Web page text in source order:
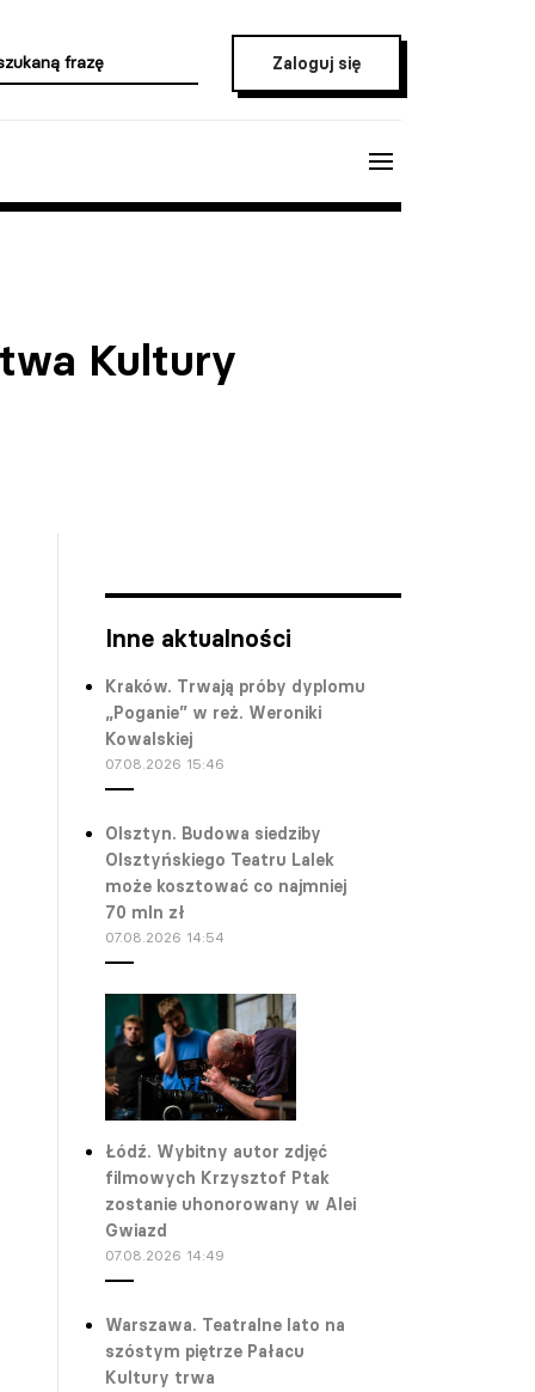
Zaloguj się
Kultury
Inne aktualności
Kraków. Trwają próby dyplomu
„Poganie” w reż. Weroniki
Kowalskiej
07.08.2026 15:46
Olsztyn. Budowa siedziby
Olsztyńskiego Teatru Lalek
może kosztować co najmniej
70 mln zł
07.08.2026 14:54
Łódź. Wybitny autor zdjęć
filmowych Krzysztof Ptak
zostanie uhonorowany w Alei
Gwiazd
07.08.2026 14:49
Warszawa. Teatralne lato na
szóstym piętrze Pałacu
Kultury trwa